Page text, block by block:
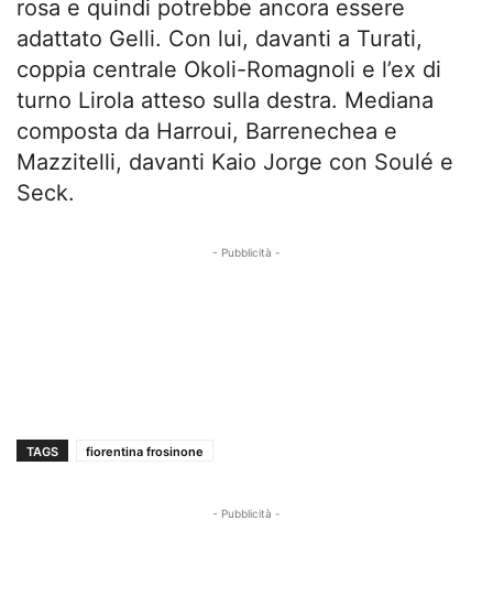
rosa e quindi potrebbe ancora essere
adattato Gelli. Con lui, davanti a Turati,
coppia centrale Okoli-Romagnoli e l’ex di
turno Lirola atteso sulla destra. Mediana
composta da Harroui, Barrenechea e
Mazzitelli, davanti Kaio Jorge con Soulé e
Seck.
- Pubblicità -
TAGS fiorentina frosinone
- Pubblicità -